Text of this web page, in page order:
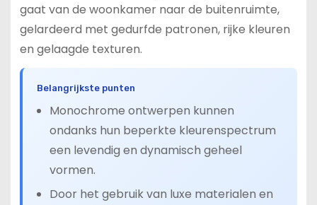
gaat van de woonkamer naar de buitenruimte,
gelardeerd met gedurfde patronen, rijke kleuren
en gelaagde texturen.
Belangrijkste punten
Monochrome ontwerpen kunnen
ondanks hun beperkte kleurenspectrum
een levendig en dynamisch geheel
vormen.
Door het gebruik van luxe materialen en